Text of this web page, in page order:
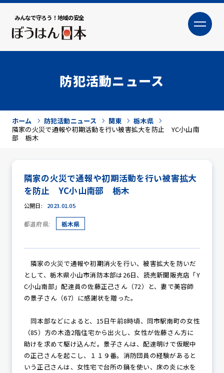
みんなで守ろう！地域の安全
大
犯罪トピックス
防犯活動ニュース
防犯パトロール
防犯セミナー
防犯対策情報
防犯活動ニュース
ホーム 防犯活動ニュース 関東
栃木県
隣家の火災で通報や初期活動を行い被害拡大を防止 YC小山南
部 栃木
隣家の火災で通報や初期活動を行い被害拡大
を防止 YC小山南部 栃木
公開日: 2023.01.05
都道府県: 栃木県
隣家の火災で通報や初期消火を行い、被害拡大を防いだ
として、栃木県小山市消防本部は26日、読売新聞販売店「Y
C小山南部」配達員の佐藤正己さん（72）と、妻で美容師
の景子さん（67）に感謝状を贈った。
同本部などによると、15日午前8時頃、同市駅南町の女性
（85）方の木造2階住宅から出火し、女性が佐藤さん方に
助けを求めて駆け込んだ。景子さんは、配達明けで仮眠中
の正己さんを起こし、１１９番。消防団員の経験があると
いう正己さんは、女性宅で台所の鍋を使い、床の炎に水を